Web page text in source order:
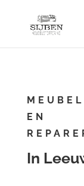
EN
In